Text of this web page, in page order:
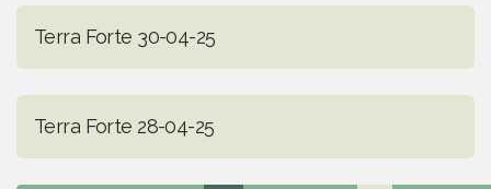
Terra Forte 30-04-25
Terra Forte 28-04-25